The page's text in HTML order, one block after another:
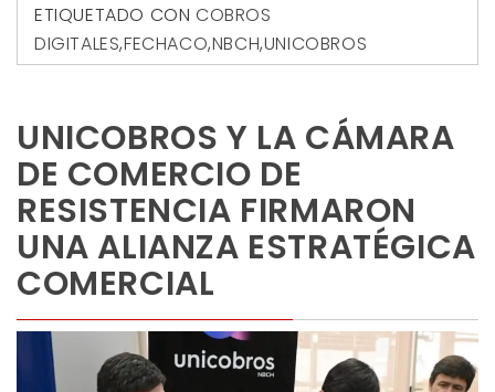
ETIQUETADO CON COBROS
DIGITALES,FECHACO,NBCH,UNICOBROS
UNICOBROS Y LA CÁMARA
DE COMERCIO DE
RESISTENCIA FIRMARON
UNA ALIANZA ESTRATÉGICA
COMERCIAL